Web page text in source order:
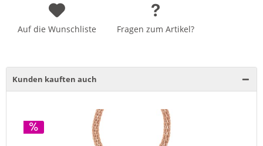
Auf die Wunschliste Fragen zum Artikel?
Kunden kauften auch